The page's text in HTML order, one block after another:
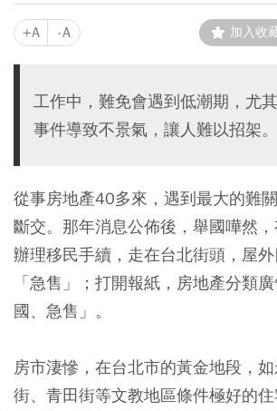
+A -A 加入收
工作中，難免會遇到低潮期，尤
事件導致不景氣，讓人難以招架。
從事房地產40多來，遇到最大的難
斷交。那年消息公佈後，舉國嘩然
辦理移民手續，走在台北街頭，屋外
「急售」；打開報紙，房地產分類
國、急售」。
房市淒慘，在台北市的黃金地段，
街、青田街等文教地區條件極好的